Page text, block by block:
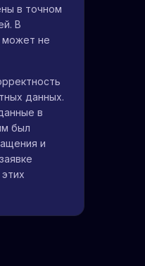
в точном
В
может не
данных.
в
был
и